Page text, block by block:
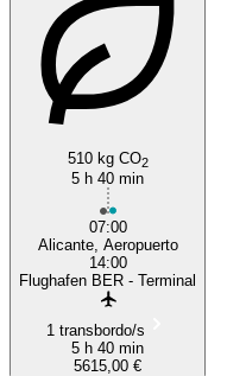
510 kg CO2
5 h 40 min
07:00
Alicante, Aeropuerto
14:00
Flughafen BER - Terminal
1 transbordo/s
5 h 40 min
5615,00 €